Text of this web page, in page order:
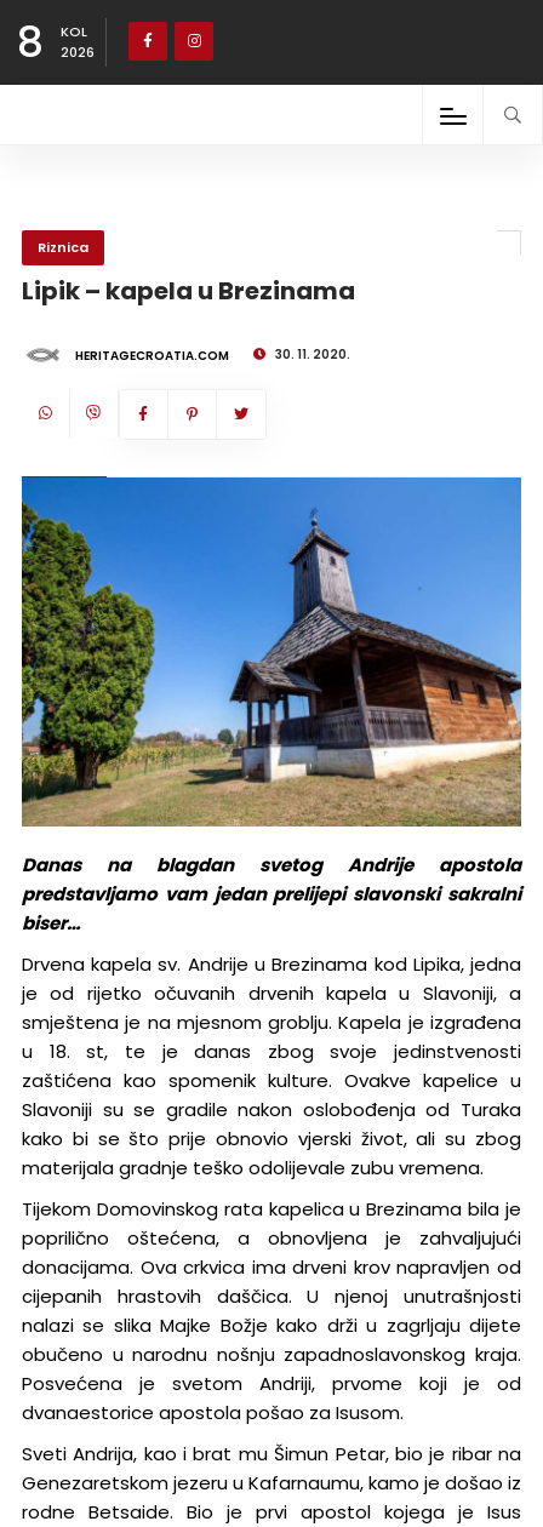
8
KOL
2026
Riznica
Lipik – kapela u Brezinama
HERITAGECROATIA.COM 30. 11. 2020.
Danas na blagdan svetog Andrije apostola
predstavljamo vam jedan prelijepi slavonski sakralni
biser…
Drvena kapela sv. Andrije u Brezinama kod Lipika, jedna
je od rijetko očuvanih drvenih kapela u Slavoniji, a
smještena je na mjesnom groblju. Kapela je izgrađena
u 18. st, te je danas zbog svoje jedinstvenosti
zaštićena kao spomenik kulture. Ovakve kapelice u
Slavoniji su se gradile nakon oslobođenja od Turaka
kako bi se što prije obnovio vjerski život, ali su zbog
materijala gradnje teško odolijevale zubu vremena.
Tijekom Domovinskog rata kapelica u Brezinama bila je
poprilično oštećena, a obnovljena je zahvaljujući
donacijama. Ova crkvica ima drveni krov napravljen od
cijepanih hrastovih daščica. U njenoj unutrašnjosti
nalazi se slika Majke Božje kako drži u zagrljaju dijete
obučeno u narodnu nošnju zapadnoslavonskog kraja.
Posvećena je svetom Andriji, prvome koji je od
dvanaestorice apostola pošao za Isusom.
Sveti Andrija, kao i brat mu Šimun Petar, bio je ribar na
Genezaretskom jezeru u Kafarnaumu, kamo je došao iz
rodne Betsaide. Bio je prvi apostol kojega je Isus